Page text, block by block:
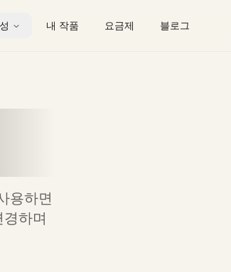
내 작품 요금제 블로그
용하면
하며